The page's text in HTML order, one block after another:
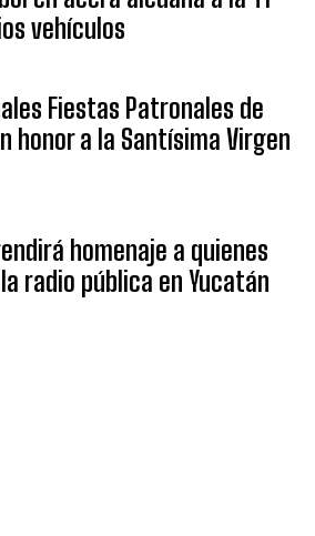
vehículos
Fiestas Patronales de
honor a la Santísima Virgen
homenaje a quienes
radio pública en Yucatán